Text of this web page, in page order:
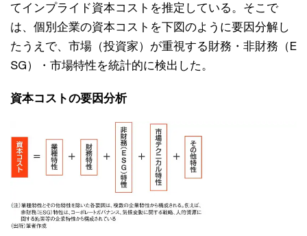
てインプライド資本コストを推定している。そこで
は、個別企業の資本コストを下図のように要因分解し
たうえで、市場（投資家）が重視する財務・⾮財務（E
SG）・市場特性を統計的に検出した。
資本コストの要因分析